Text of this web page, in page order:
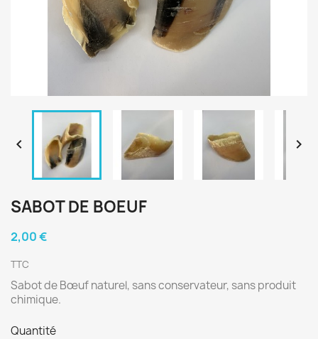
 
SABOT DE BOEUF
2,00 €
TTC
Sabot de Bœuf naturel, sans conservateur, sans produit
chimique.
Quantité